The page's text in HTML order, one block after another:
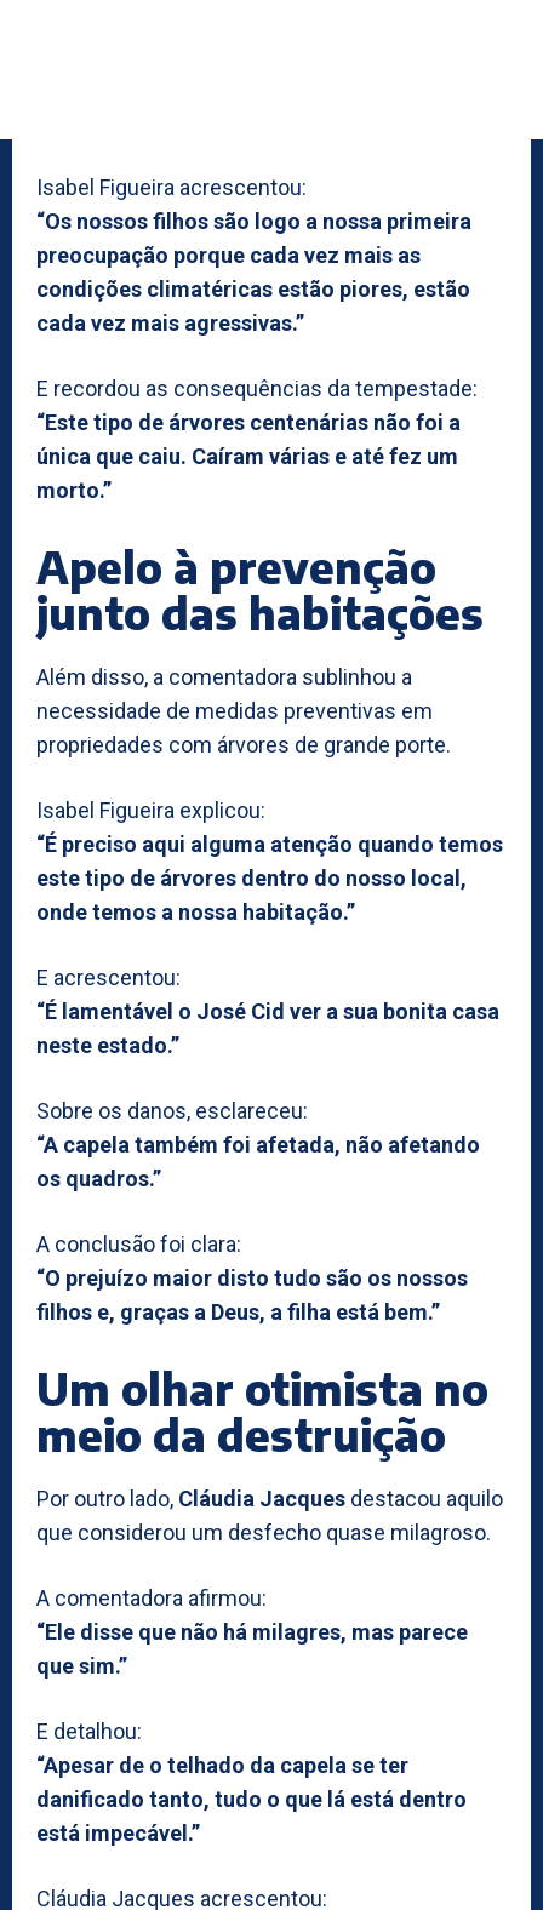
Isabel Figueira acrescentou:
“Os nossos filhos são logo a nossa primeira
preocupação porque cada vez mais as
condições climatéricas estão piores, estão
cada vez mais agressivas.”
E recordou as consequências da tempestade:
“Este tipo de árvores centenárias não foi a
única que caiu. Caíram várias e até fez um
morto.”
Apelo à prevenção
junto das habitações
Além disso, a comentadora sublinhou a
necessidade de medidas preventivas em
propriedades com árvores de grande porte.
Isabel Figueira explicou:
“É preciso aqui alguma atenção quando temos
este tipo de árvores dentro do nosso local,
onde temos a nossa habitação.”
E acrescentou:
“É lamentável o José Cid ver a sua bonita casa
neste estado.”
Sobre os danos, esclareceu:
“A capela também foi afetada, não afetando
os quadros.”
A conclusão foi clara:
“O prejuízo maior disto tudo são os nossos
filhos e, graças a Deus, a filha está bem.”
Um olhar otimista no
meio da destruição
Por outro lado, Cláudia Jacques destacou aquilo
que considerou um desfecho quase milagroso.
A comentadora afirmou:
“Ele disse que não há milagres, mas parece
que sim.”
E detalhou:
“Apesar de o telhado da capela se ter
danificado tanto, tudo o que lá está dentro
está impecável.”
Cláudia Jacques acrescentou: